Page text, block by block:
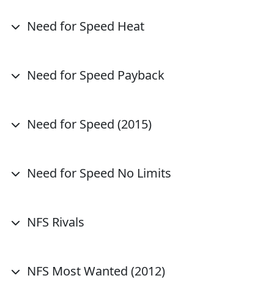
Need for Speed Heat
Need for Speed Payback
Need for Speed (2015)
Need for Speed No Limits
NFS Rivals
NFS Most Wanted (2012)